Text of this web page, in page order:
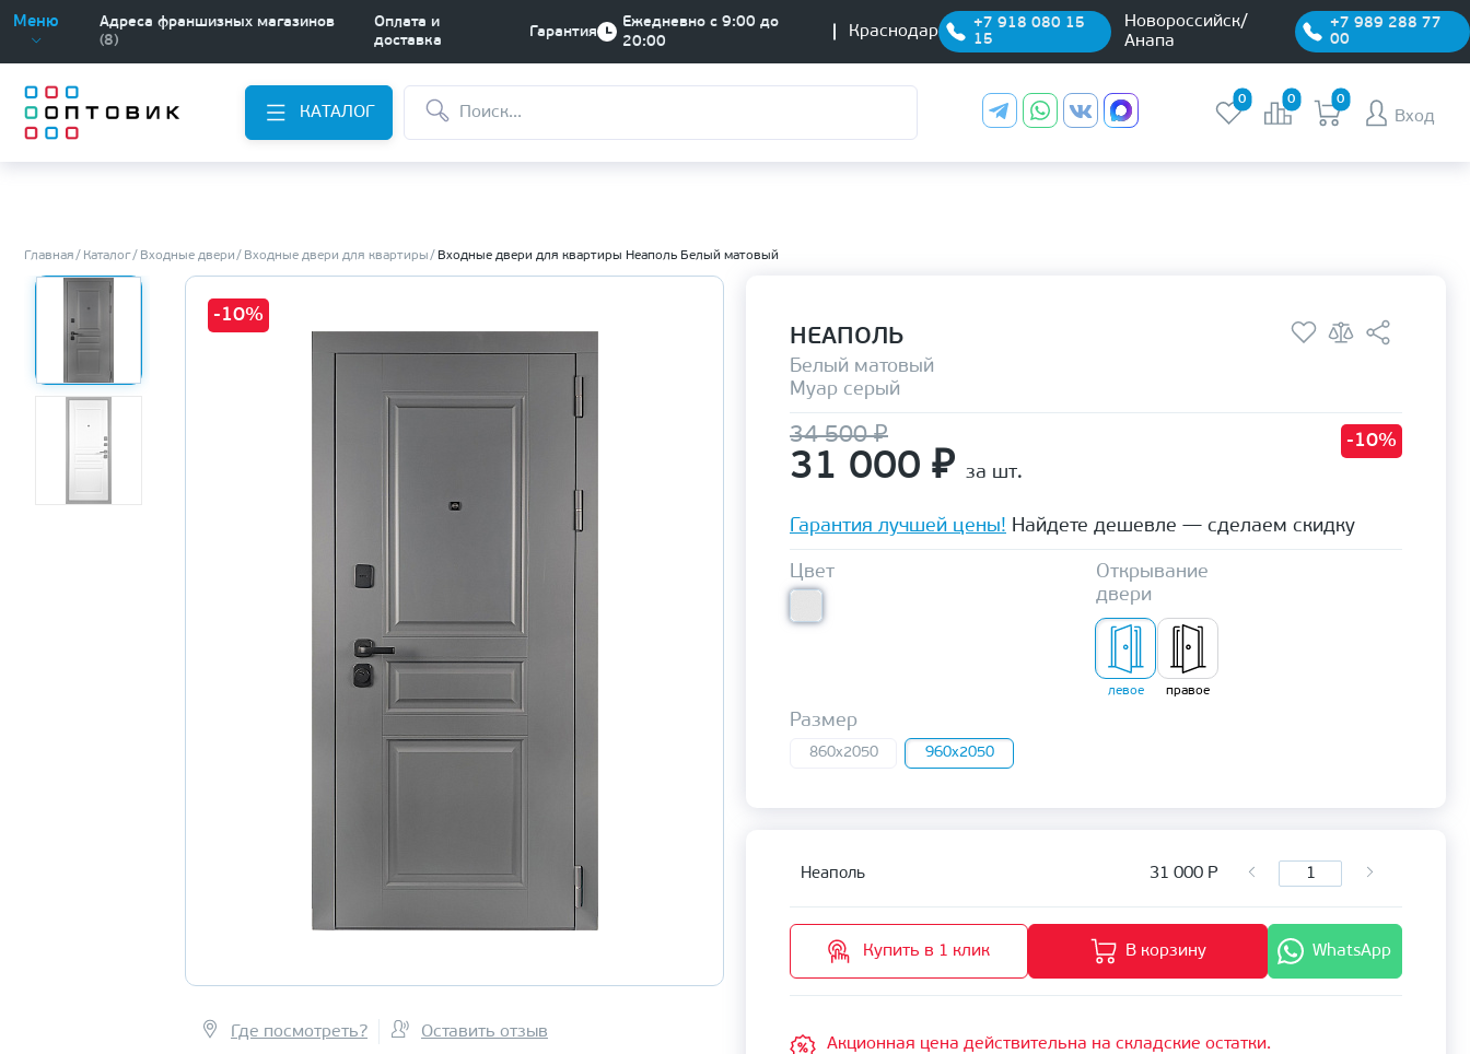
Меню
Адреса франшизных магазинов
(8)
Оплата и
доставка
Гарантия
Ежедневно с 9:00 до
20:00
Краснодар
+7 918 080 15
15
Новороссийск/
Анапа
+7 989 288 77
00
КАТАЛОГ
0 0 0
Вход
Главная Каталог Входные двери Входные двери для квартиры Входные двери для квартиры Неаполь Белый матовый
-10%
-10%
Где посмотреть? Оставить отзыв
НЕАПОЛЬ
Белый матовый
Муар серый
34 500 ₽
31 000 ₽ за шт.
-10%
Гарантия лучшей цены! Найдете дешевле — сделаем скидку
Цвет
Открывание
двери
левое правое
Размер
860x2050 960x2050
Неаполь 31 000 Р
Купить в 1 клик В корзину WhatsApp
Акционная цена действительна на складские остатки.